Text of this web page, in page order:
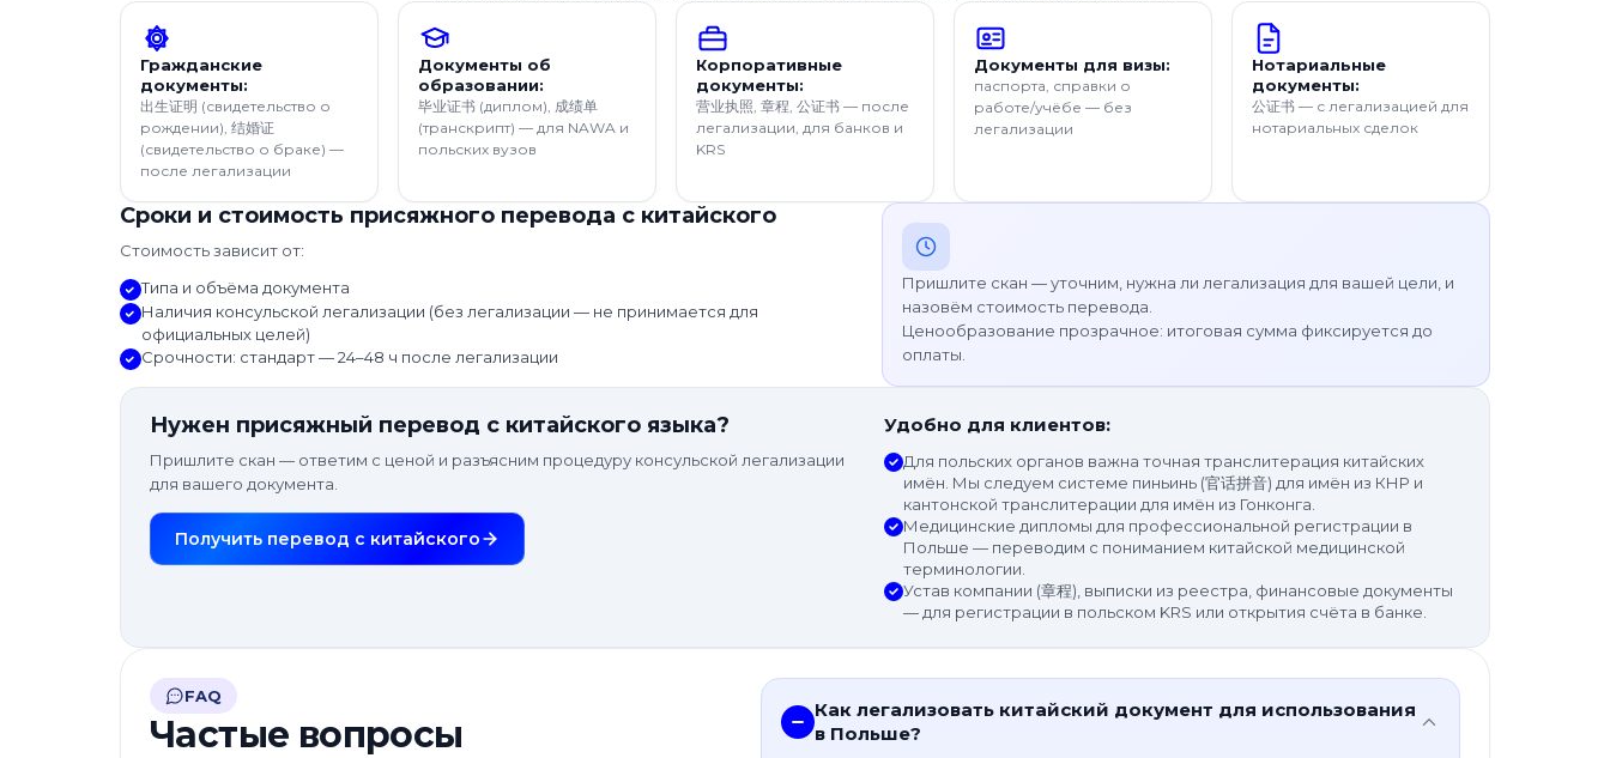
Гражданские
документы:
出生证明 (свидетельство о
рождении), 结婚证
(свидетельство о браке) —
после легализации
Документы об
образовании:
毕业证书 (диплом), 成绩单
(транскрипт) — для NAWA и
польских вузов
Корпоративные
документы:
营业执照, 章程, 公证书 — после
легализации, для банков и
KRS
Документы для визы:
паспорта, справки о
работе/учёбе — без
легализации
Нотариальные
документы:
公证书 — с легализацией для
нотариальных сделок
Сроки и стоимость присяжного перевода с китайского
Стоимость зависит от:
Типа и объёма документа
Наличия консульской легализации (без легализации — не принимается для
официальных целей)
Срочности: стандарт — 24–48 ч после легализации
Пришлите скан — уточним, нужна ли легализация для вашей цели, и
назовём стоимость перевода.
Ценообразование прозрачное: итоговая сумма фиксируется до
оплаты.
Нужен присяжный перевод с китайского языка?
Пришлите скан — ответим с ценой и разъясним процедуру консульской легализации
для вашего документа.
Получить перевод с китайского
Удобно для клиентов:
Для польских органов важна точная транслитерация китайских
имён. Мы следуем системе пиньинь (官话拼音) для имён из КНР и
кантонской транслитерации для имён из Гонконга.
Медицинские дипломы для профессиональной регистрации в
Польше — переводим с пониманием китайской медицинской
терминологии.
Устав компании (章程), выписки из реестра, финансовые документы
— для регистрации в польском KRS или открытия счёта в банке.
FAQ
Частые вопросы
Как легализовать китайский документ для использования
в Польше?